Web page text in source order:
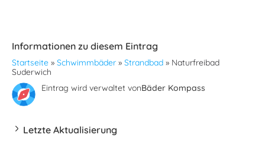
Informationen zu diesem Eintrag
Startseite » Schwimmbäder » Strandbad » Naturfreibad
Suderwich
Eintrag wird verwaltet vonBäder Kompass
Letzte Aktualisierung